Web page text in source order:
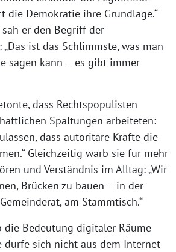
die Demokratie ihre Grundlage.“
er den Begriff der
ist das Schlimmste, was man
sagen kann – es gibt immer
dass Rechtspopulisten
Spaltungen arbeiteten:
dass autoritäre Kräfte die
Gleichzeitig warb sie für mehr
und Verständnis im Alltag: „Wir
Brücken zu bauen – in der
am Stammtisch.“
die Bedeutung digitaler Räume
dürfe sich nicht aus dem Internet